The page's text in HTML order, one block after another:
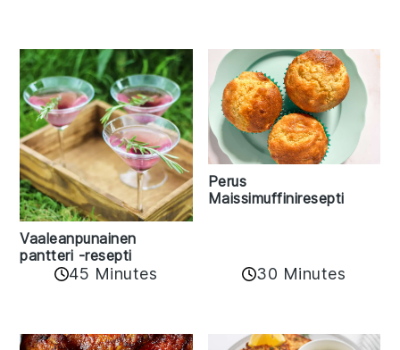
Vaaleanpunainen
pantteri -resepti
45 Minutes
Perus
Maissimuffiniresepti
30 Minutes